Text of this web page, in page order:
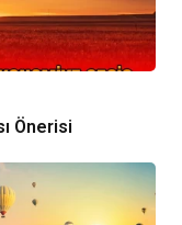
Önerisi